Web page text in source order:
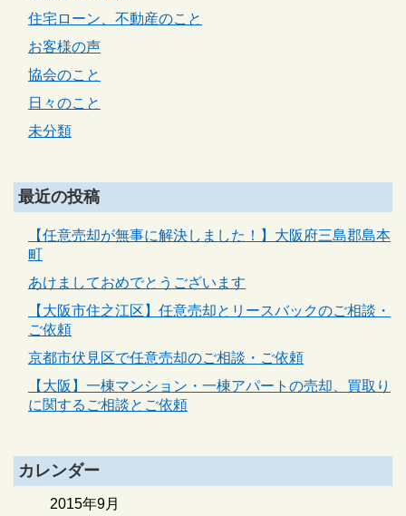
住宅ローン、不動産のこと
お客様の声
協会のこと
日々のこと
未分類
最近の投稿
【任意売却が無事に解決しました！】大阪府三島郡島本
町
あけましておめでとうございます
【大阪市住之江区】任意売却とリースバックのご相談・
ご依頼
京都市伏見区で任意売却のご相談・ご依頼
【大阪】一棟マンション・一棟アパートの売却、買取り
に関するご相談とご依頼
カレンダー
2015年9月